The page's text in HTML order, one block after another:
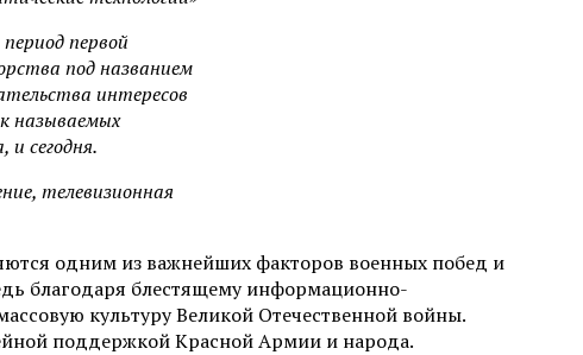
первой
под названием
интересов
называемых
сегодня.
телевизионная
одним из важнейших факторов военных побед и
благодаря блестящему информационно-
культуру Великой Отечественной войны.
поддержкой Красной Армии и народа.